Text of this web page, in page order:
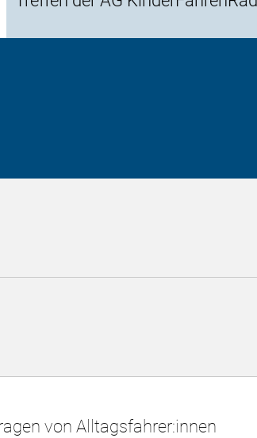
von Alltagsfahrer:innen